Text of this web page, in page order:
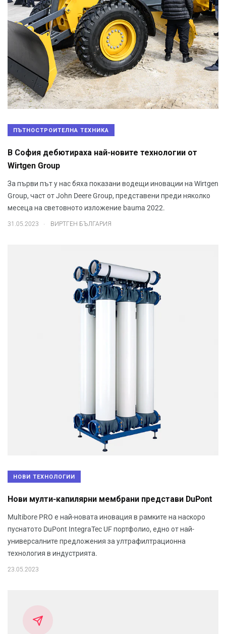
ПЪТНОСТРОИТЕЛНА ТЕХНИКА
В София дебютираха най-новите технологии от
Wirtgen Group
За първи път у нас бяха показани водещи иновации на Wirtgen
Group, част от John Deere Group, представени преди няколко
месеца на световното изложение bauma 2022.
31.05.2023 . ВИРТГЕН БЪЛГАРИЯ
НОВИ ТЕХНОЛОГИИ
Нови мулти-капилярни мембрани представи DuPont
Multibore PRO е най-новата иновация в рамките на наскоро
пуснатото DuPont IntegraTec UF портфолио, едно от най-
универсалните предложения за ултрафилтрационна
технология в индустрията.
23.05.2023